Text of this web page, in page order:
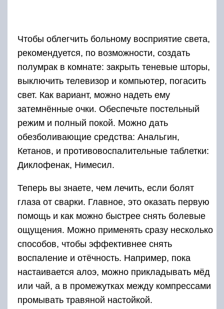
глаза от сварки. Главное, это оказать первую
помощь и как можно быстрее снять болевые
ощущения. Можно применять сразу несколько
способов, чтобы эффективнее снять
воспаление и отёчность. Например, пока
настаивается алоэ, можно прикладывать мёд
или чай, а в промежутках между компрессами
промывать травяной настойкой.
Это интересно: Что делать от зайчиков от
Долго работать с монитором
не вредно?